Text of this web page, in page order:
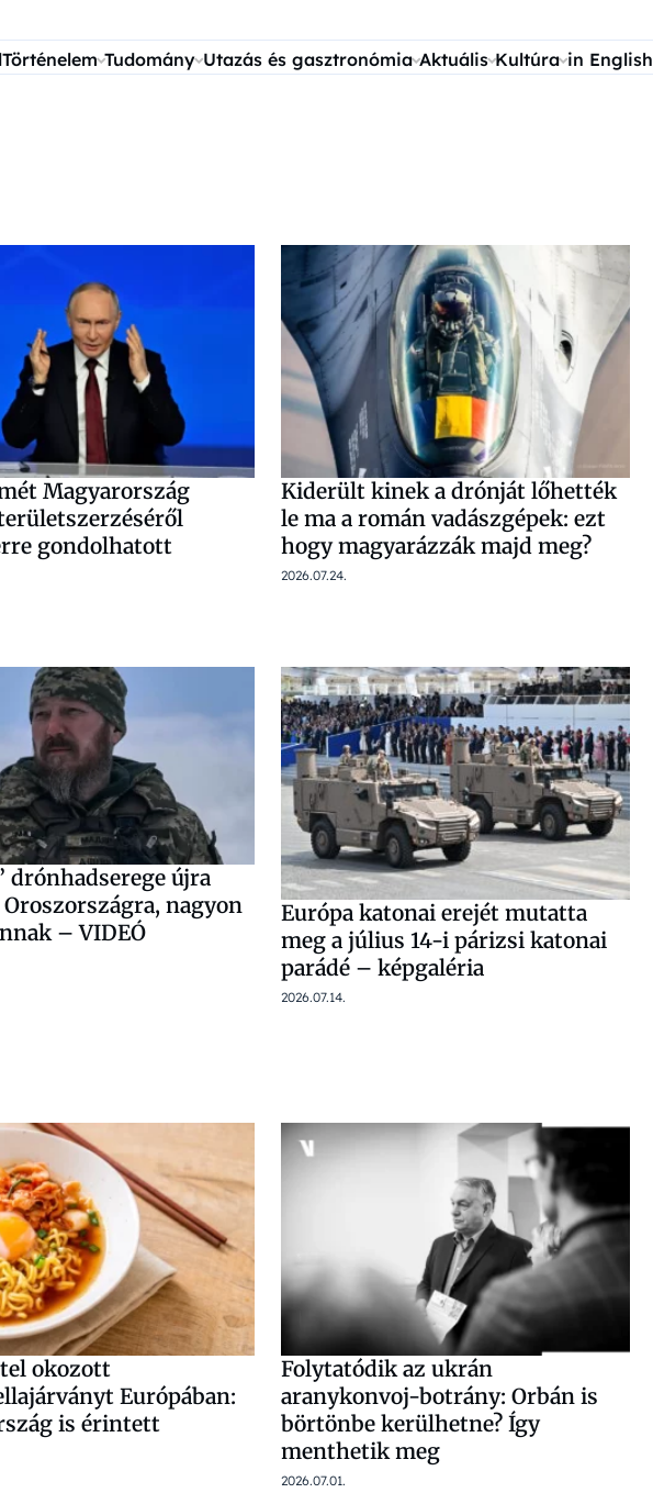
Történelem Tudomány Utazás és gasztronómia Aktuális Kultúra in English
Magyarország
gondolhatott
Kiderült kinek a drónját lőhették
le ma a román vadászgépek: ezt
hogy magyarázzák majd meg?
2026.07.24.
drónhadserege újra
nagyon
– VIDEÓ
Európa katonai erejét mutatta
meg a július 14-i párizsi katonai
parádé – képgaléria
2026.07.14.
okozott
Európában:
is érintett
Folytatódik az ukrán
aranykonvoj-botrány: Orbán is
börtönbe kerülhetne? Így
menthetik meg
2026.07.01.